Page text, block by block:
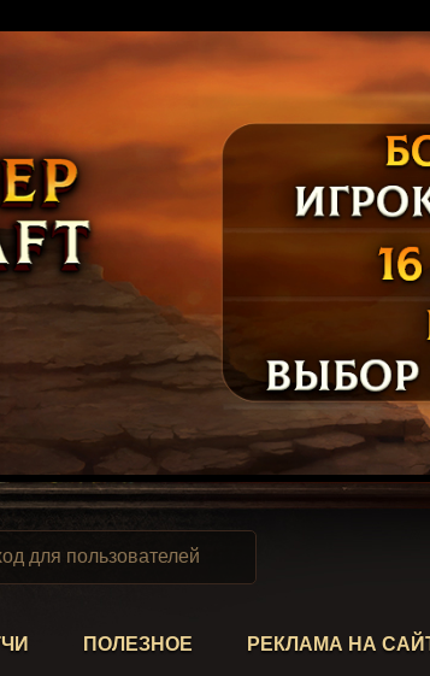
для пользователей
ПОЛЕЗНОЕ РЕКЛАМА НА